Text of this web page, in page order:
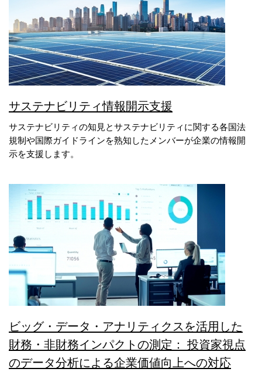
サステナビリティ情報開示支援
サステナビリティの知見とサステナビリティに関する各国法
規制や国際ガイドラインを熟知したメンバーが企業の情報開
示を支援します。
ビッグ・データ・アナリティクスを活用した
財務・非財務インパクトの測定： 投資家視点
のデータ分析による企業価値向上への対応